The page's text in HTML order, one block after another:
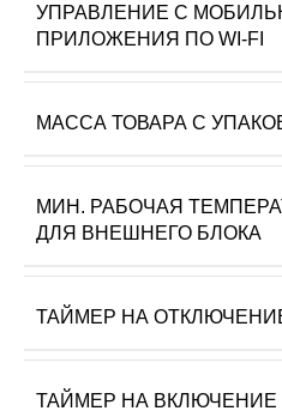
УПРАВЛЕНИЕ C
ПРИЛОЖЕНИЯ ПО WI-FI
МАССА ТОВАРА С
МИН. РАБОЧАЯ
ДЛЯ ВНЕШНЕГО БЛОКА
ТАЙМЕР НА
ТАЙМЕР НА ВКЛЮЧЕНИЕ